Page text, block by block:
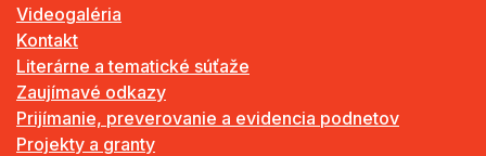
Videogaléria
Kontakt
Literárne a tematické súťaže
Zaujímavé odkazy
Prijímanie, preverovanie a evidencia podnetov
Projekty a granty